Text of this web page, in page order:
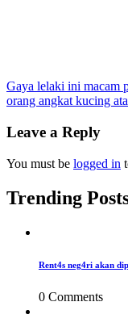
Post
navigation
Gaya lelaki ini macam
orang angkat kucing
Leave a Reply
You must be logged in
Trending
Rent4s neg4ri akan
0 Comments